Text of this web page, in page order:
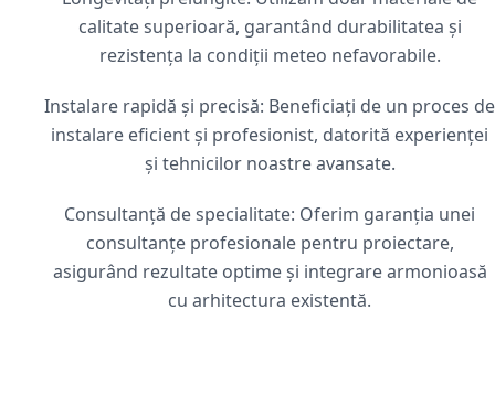
calitate superioară, garantând durabilitatea și
rezistența la condiții meteo nefavorabile.
Instalare rapidă și precisă: Beneficiați de un proces de
instalare eficient și profesionist, datorită experienței
și tehnicilor noastre avansate.
Consultanță de specialitate: Oferim garanția unei
consultanțe profesionale pentru proiectare,
asigurând rezultate optime și integrare armonioasă
cu arhitectura existentă.